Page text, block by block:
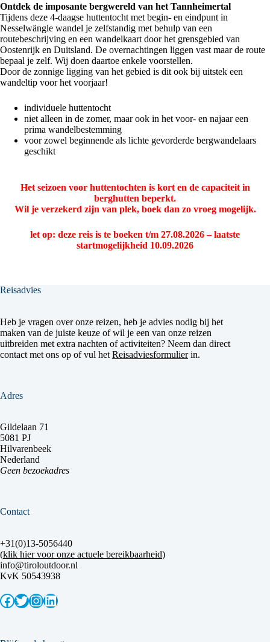
Ontdek de imposante bergwereld van het Tannheimertal
Tijdens deze 4-daagse huttentocht met begin- en eindpunt in
Nesselwängle wandel je zelfstandig met behulp van een
routebeschrijving en een wandelkaart door het grensgebied van
Oostenrijk en Duitsland. De overnachtingen liggen vast maar de route
bepaal je zelf. Wij doen daartoe enkele voorstellen.
Door de zonnige ligging van het gebied is dit ook bij uitstek een
wandeltip voor het voorjaar!
individuele huttentocht
niet alleen in de zomer, maar ook in het voor- en najaar een
prima wandelbestemming
voor zowel beginnende als lichte gevorderde bergwandelaars
geschikt
Het seizoen voor huttentochten is kort en de capaciteit in
berghutten beperkt.
Wil je verzekerd zijn van plek, boek dan zo vroeg mogelijk.
let op: deze reis is te boeken t/m 27.08.2026 – laatste
startmogelijkheid 10.09.2026
Reisadvies
Heb je vragen over onze reizen, heb je advies nodig bij het
maken van de juiste keuze of wil je een van onze reizen
uitbreiden met extra nachten of activiteiten? Neem dan direct
contact met ons op of vul het Reisadviesformulierin.
Adres
Gildelaan 71
5081 PJ
Hilvarenbeek
Nederland
Geen bezoekadres
Contact
+31(0)13-5056440
(klik hier voor onze actuele bereikbaarheid)
info@tiroloutdoor.nl
KvK 50543938
Facebook
Twitter
Instagram
LinkedIn